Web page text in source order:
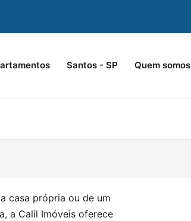
Santos - SP Quem somos
casa própria ou de um
a Calil Imóveis oferece